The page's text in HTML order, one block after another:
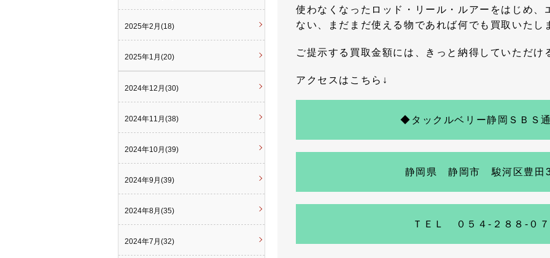
使わなくなったロッド・リール・ルアーをはじめ、
ない、まだまだ使える物であれば何でも買取いたし
ご提示する買取金額には、きっと納得していただけ
アクセスはこちら↓
◆タックルベリー静岡ＳＢＳ
静岡県 静岡市 駿河区豊田
ＴＥＬ ０５４-２８８-０
2025年2月(18)
2025年1月(20)
2024年12月(30)
2024年11月(38)
2024年10月(39)
2024年9月(39)
2024年8月(35)
2024年7月(32)